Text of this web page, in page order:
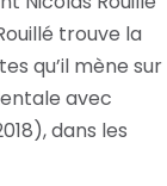
trouve la
qu’il mène sur
avec
dans les